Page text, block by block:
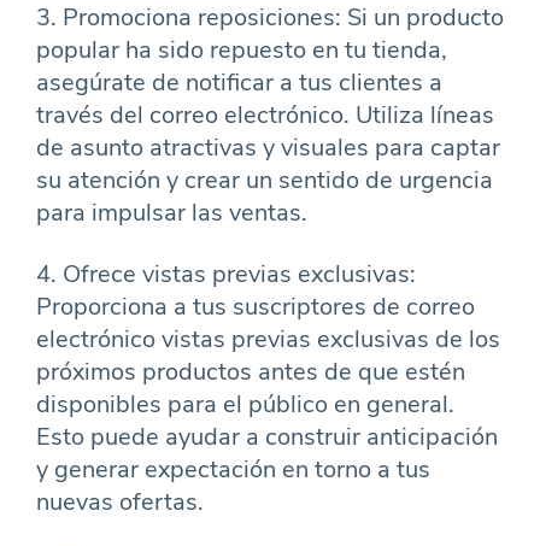
3. Promociona reposiciones: Si un producto
popular ha sido repuesto en tu tienda,
asegúrate de notificar a tus clientes a
través del correo electrónico. Utiliza líneas
de asunto atractivas y visuales para captar
su atención y crear un sentido de urgencia
para impulsar las ventas.
4. Ofrece vistas previas exclusivas:
Proporciona a tus suscriptores de correo
electrónico vistas previas exclusivas de los
próximos productos antes de que estén
disponibles para el público en general.
Esto puede ayudar a construir anticipación
y generar expectación en torno a tus
nuevas ofertas.